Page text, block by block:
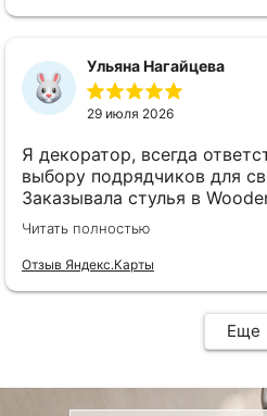
Ульяна Нагайцева
29 июля 2026
Я декоратор, всегда
выбору подрядчиков для
Заказывала стулья в
довольна качеством,
доставкой! А особенно
удобством гостей!
по запросу выслали
сочетающееся с основным
Читать полностью
Отзыв Яндекс.Карты
Еще